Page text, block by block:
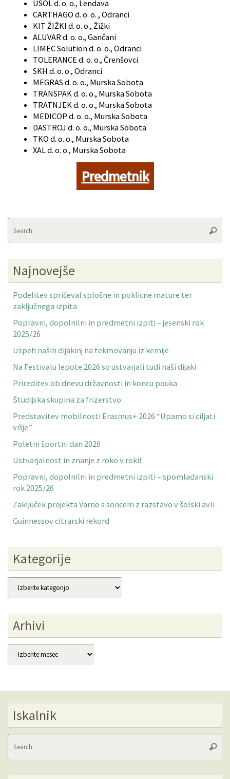
USOL d. o. o., Lendava
CARTHAGO d. o. o. , Odranci
KIT ŽIŽKI d. o. o., Žižki
ALUVAR d. o. o., Gančani
LIMEC Solution d. o. o., Odranci
TOLERANCE d. o. o., Črenšovci
SKH d. o. o., Odranci
MEGRAS d. o. o., Murska Sobota
TRANSPAK d. o. o., Murska Sobota
TRATNJEK d. o. o., Murska Sobota
MEDICOP d. o. o., Murska Sobota
DASTROJ d. o. o., Murska Sobota
TKO d. o. o., Murska Sobota
XAL d. o. o., Murska Sobota
Predmetnik
Najnovejše
Podelitev spričeval splošne in poklicne mature ter
zaključnega izpita
Popravni, dopolnilni in predmetni izpiti – jesenski rok
2025/26
Uspeh naših dijakinj na tekmovanju iz kemije
Na Festivalu lepote 2026 so ustvarjali tudi naši dijaki
Prireditev ob dnevu državnosti in koncu pouka
Študijska skupina za frizerstvo
Predstavitev mobilnosti Erasmus+ 2026 “Upamo si ciljati
višje”
Poletni športni dan 2026
Ustvarjalnost in znanje z roko v roki!
Popravni, dopolnilni in predmetni izpiti – spomladanski
rok 2025/26
Zaključek projekta Varno s soncem z razstavo v šolski avli
Guinnessov citrarski rekord
Kategorije
Kategorije
Arhivi
Arhivi
Iskalnik